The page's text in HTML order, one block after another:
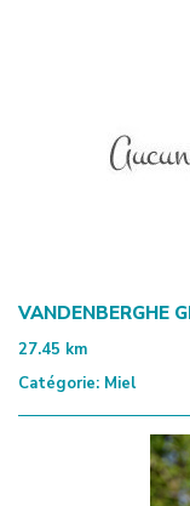
VANDENBERGHE
27.45 km
Catégorie: Miel